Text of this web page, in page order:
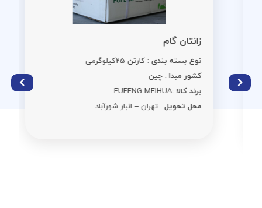
زانتان گام
نوع بسته بندی: کارتن 25کیلوگرمی
کشور مبدا: چین
برند کالا :FUFENG-MEIHUA
محل تحویل: تهران – انبار شورآباد